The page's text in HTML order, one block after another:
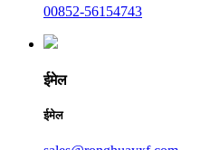
00852-56154743
ईमेल
ईमेल